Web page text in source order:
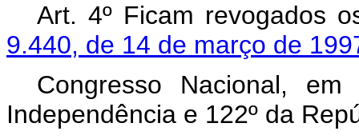
Art. 4º Ficam revogados
9.440, de 14 de março de
Congresso Nacional,
Independência e 122º da